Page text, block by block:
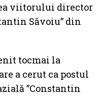
viitorului director
Săvoiu” din
tocmai la
a cerut ca postul
”Constantin